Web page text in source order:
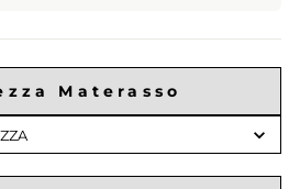
Materasso